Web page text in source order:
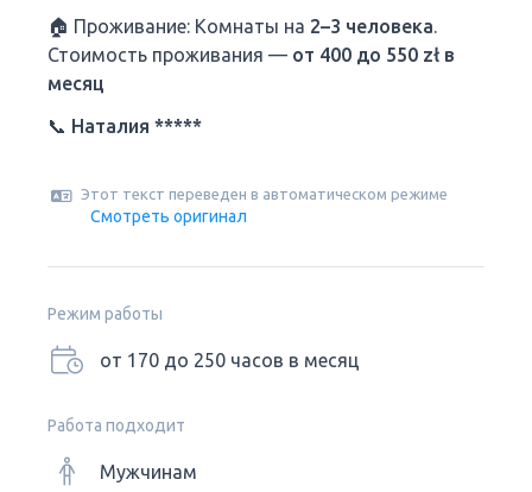
🏠 Проживание: Комнаты на 2–3 человека.
Стоимость проживания — от 400 до 550 zł в
месяц
📞 Наталия *****
Этот текст переведен в автоматическом режиме
Смотреть оригинал
Режим работы
от 170 до 250 часов в месяц
Работа подходит
Мужчинам